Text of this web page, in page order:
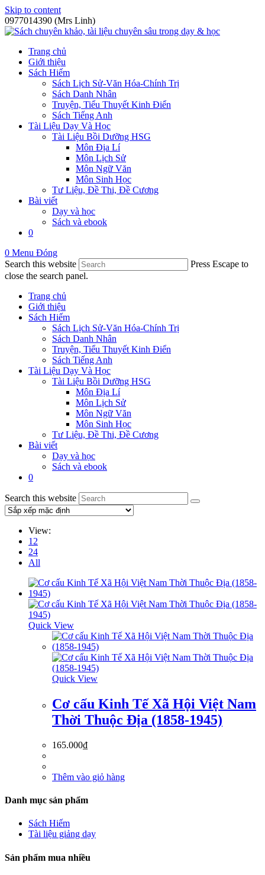
Skip to content
0977014390 (Mrs Linh)
Trang chủ
Giới thiệu
Sách Hiếm
Sách Lịch Sử-Văn Hóa-Chính Trị
Sách Danh Nhân
Truyện, Tiểu Thuyết Kinh Điển
Sách Tiếng Anh
Tài Liệu Dạy Và Học
Tài Liệu Bồi Dưỡng HSG
Môn Địa Lí
Môn Lịch Sử
Môn Ngữ Văn
Môn Sinh Học
Tư Liệu, Đề Thi, Đề Cương
Bài viết
Dạy và học
Sách và ebook
0
0 Menu Đóng
Search this website
Press Escape to
close the search panel.
Trang chủ
Giới thiệu
Sách Hiếm
Sách Lịch Sử-Văn Hóa-Chính Trị
Sách Danh Nhân
Truyện, Tiểu Thuyết Kinh Điển
Sách Tiếng Anh
Tài Liệu Dạy Và Học
Tài Liệu Bồi Dưỡng HSG
Môn Địa Lí
Môn Lịch Sử
Môn Ngữ Văn
Môn Sinh Học
Tư Liệu, Đề Thi, Đề Cương
Bài viết
Dạy và học
Sách và ebook
0
Search this website
View:
12
24
All
Quick View
Quick View
Cơ cấu Kinh Tế Xã Hội Việt Nam
Thời Thuộc Địa (1858-1945)
165.000₫
Thêm vào giỏ hàng
Danh mục sản phẩm
Sách Hiếm
Tài liệu giảng dạy
Sản phẩm mua nhiều